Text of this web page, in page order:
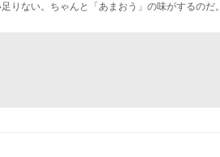
りない。ちゃんと「あまおう」の味がするのだ。